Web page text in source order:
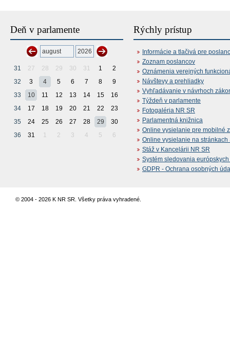
Deň v parlamente
31 27 28 29 30 31 1
2
32
3 4 5 6 7 8
9
33
10 11 12 13 14 15
16
34
17 18 19 20 21 22
23
35
24 25 26 27 28 29
30
36
31 1 2 3 4 5 6
Rýchly prístup
Informácie a tlačivá pre
Zoznam poslancov
Oznámenia verejných
Návštevy a prehliadky
Vyhľadávanie v návrhoch
Týždeň v parlamente
Fotogaléria NR SR
Parlamentná knižnica
Online vysielanie pre mobilné
Online vysielanie na stránkach
Stáž v Kancelárii NR SR
Systém sledovania
GDPR - Ochrana osobných
© 2004 - 2026 K NR SR. Všetky práva vyhradené.